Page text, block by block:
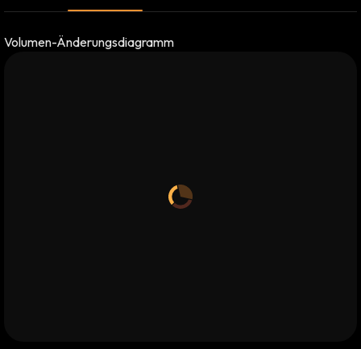
Volumen-Änderungsdiagramm